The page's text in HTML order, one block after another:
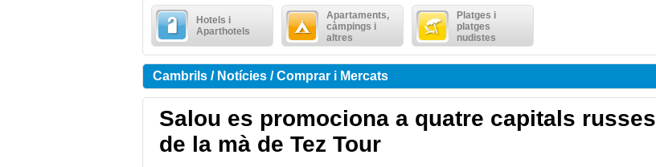
Hotels i
Aparthotels
Apartaments,
càmpings i
altres
Platges i
platges
nudistes
Cambrils / Notícies / Comprar i Mercats
Salou es promociona a quatre capitals russes
de la mà de Tez Tour